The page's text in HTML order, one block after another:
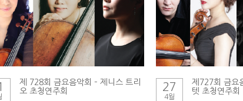
제 728회 금요음악회 – 제니스 트리
오 초청연주회
27
4월
제727회 금요
텟 초청연주회